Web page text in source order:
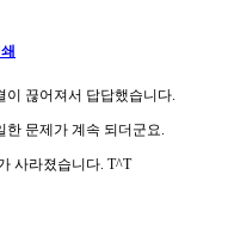
끊어져서 답답했습니다.
한 문제가 계속 되더군요.
사라졌습니다. T^T